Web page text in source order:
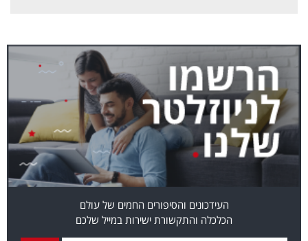
העידכונים והסיפורים החמים של עולם
הכלכלה והתקשורת ישירות במייל שלכם